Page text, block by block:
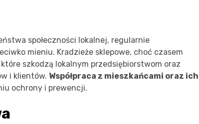
społeczności lokalnej, regularnie
mieniu. Kradzieże sklepowe, choć czasem
szkodzą lokalnym przedsiębiorstwom oraz
i klientów. Współpraca z mieszkańcami oraz ich
ochrony i prewencji.